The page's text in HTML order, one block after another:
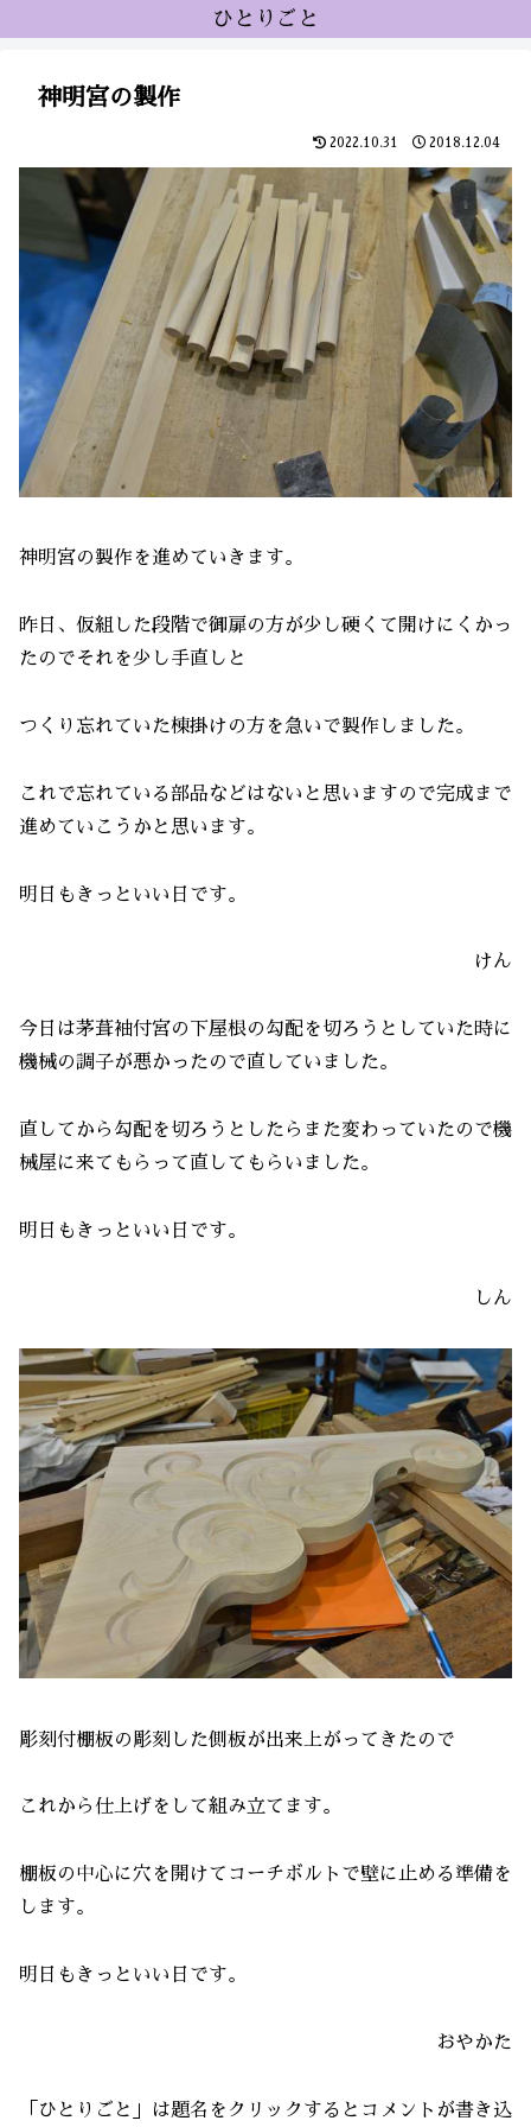
ひとりごと
神明宮の製作
2022.10.31 2018.12.04
神明宮の製作を進めていきます。
昨日、仮組した段階で御扉の方が少し硬くて開けにくかっ
たのでそれを少し手直しと
つくり忘れていた棟掛けの方を急いで製作しました。
これで忘れている部品などはないと思いますので完成まで
進めていこうかと思います。
明日もきっといい日です。
けん
今日は茅葺袖付宮の下屋根の勾配を切ろうとしていた時に
機械の調子が悪かったので直していました。
直してから勾配を切ろうとしたらまた変わっていたので機
械屋に来てもらって直してもらいました。
明日もきっといい日です。
しん
彫刻付棚板の彫刻した側板が出来上がってきたので
これから仕上げをして組み立てます。
棚板の中心に穴を開けてコーチボルトで壁に止める準備を
します。
明日もきっといい日です。
おやかた
「ひとりごと」は題名をクリックするとコメントが書き込